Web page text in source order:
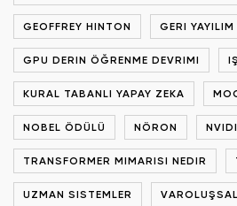
GEOFFREY HINTON GERI
GPU DERIN ÖĞRENME DEVRIMI
KURAL TABANLI YAPAY ZEKA
NOBEL ÖDÜLÜ NÖRON
TRANSFORMER MIMARISI NEDIR
UZMAN SISTEMLER